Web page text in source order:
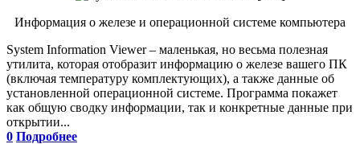
Информация о железе и операционной системе компьютера
System Information Viewer – маленькая, но весьма полезная
утилита, которая отобразит информацию о железе вашего ПК
(включая температуру комплектующих), а также данные об
установленной операционной системе. Программа покажет
как общую сводку информации, так и конкретные данные при
открытии...
0 Подробнее